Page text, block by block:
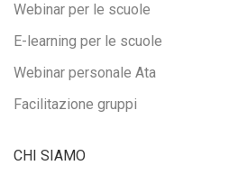
Webinar per le scuole
E-learning per le scuole
Webinar personale Ata
Facilitazione gruppi
CHI SIAMO